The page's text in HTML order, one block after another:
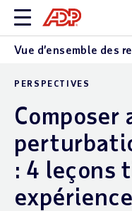
Vue d’ensemble des
PERSPECTIVES
Composer
: 4 leçons
expérience